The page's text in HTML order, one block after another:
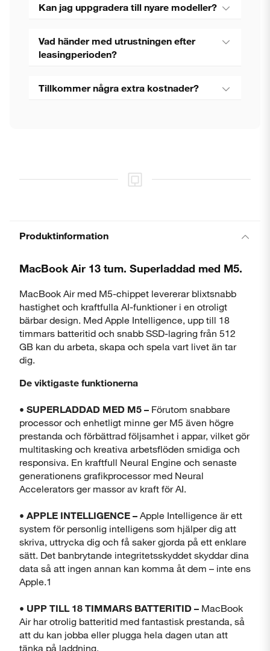
Kan jag uppgradera till nyare modeller?
Vad händer med utrustningen efter
leasingperioden?
Tillkommer några extra kostnader?
Produktinformation
MacBook Air 13 tum. Superladdad med M5.
MacBook Air med M5-chippet levererar blixtsnabb
hastighet och kraftfulla AI-funktioner i en otroligt
bärbar design. Med Apple Intelligence, upp till 18
timmars batteritid och snabb SSD-lagring från 512
GB kan du arbeta, skapa och spela vart livet än tar
dig.
De viktigaste funktionerna
• SUPERLADDAD MED M5 – Förutom snabbare
processor och enhetligt minne ger M5 även högre
prestanda och förbättrad följsamhet i appar, vilket gör
multitasking och kreativa arbetsflöden smidiga och
responsiva. En kraftfull Neural Engine och senaste
generationens grafikprocessor med Neural
Accelerators ger massor av kraft för AI.
• APPLE INTELLIGENCE – Apple Intelligence är ett
system för personlig intelligens som hjälper dig att
skriva, uttrycka dig och få saker gjorda på ett enklare
sätt. Det banbrytande integritetsskyddet skyddar dina
data så att ingen annan kan komma åt dem – inte ens
Apple.1
• UPP TILL 18 TIMMARS BATTERITID – MacBook
Air har otrolig batteritid med fantastisk prestanda, så
att du kan jobba eller plugga hela dagen utan att
tänka på laddning.